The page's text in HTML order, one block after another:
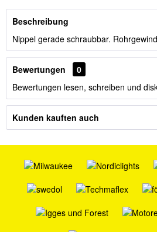
Beschreibung
Nippel gerade schraubbar.
Bewertungen
0
Bewertungen lesen, schreiben und
Kunden kauften auch